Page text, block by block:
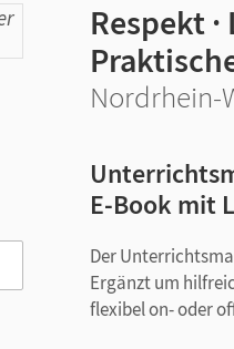
Respekt
Nordrhein-
E-Book mit
Der
Ergänzt um
flexibel on- oder